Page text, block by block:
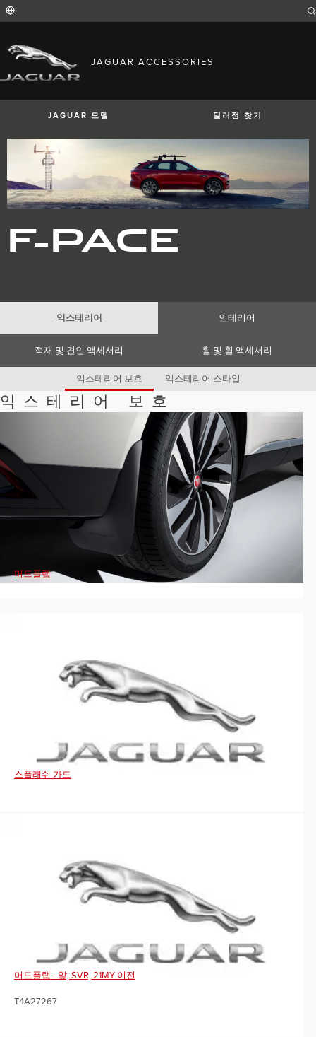
Enter
word
with
which
search
FIND YOUR COUNTRY
International (English)
Austria (German)
Belgium (Dutch)
Canada (English)
Canada (French)
China (Chinese)
Czech Republic (Czech)
France (French)
Germany (German)
India (English)
Italy (Italian)
Japan (Japanese)
Poland (Polish)
Portugal (Portuguese)
Romania (Romania)
South Africa (English)
Spain (Spanish)
Switzerland (German)
Switzerland (French)
Switzerland (Italian)
United Kingdom (English)
USA (English)
JAGUAR ACCESSORIES
JAGUAR 모델 딜러점 찾기
I-PACE E-PACE F-PACE
F-PACE
익스테리어 인테리어
적재 및 견인 액세서리 휠 및 휠 액세서리
익스테리어 보호 익스테리어 스타일
익스테리어 보호
머드플랩
스플래쉬 가드
머드플랩 - 앞, SVR, 21MY 이전
T4A27267